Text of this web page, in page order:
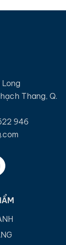
Thang, Q.
946